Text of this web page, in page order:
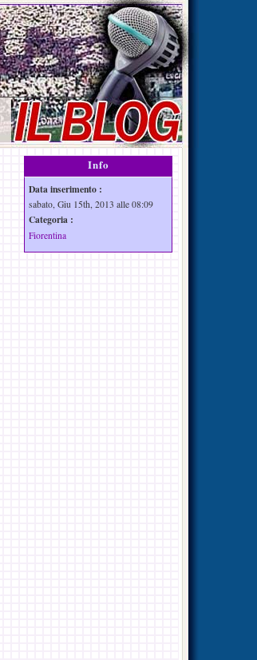
Info
Data inserimento :
sabato, Giu 15th, 2013 alle 08:09
Categoria :
Fiorentina